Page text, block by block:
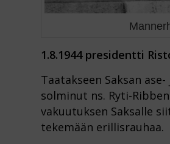
1.8.1944 presidentti
Taatakseen Saksan
solminut ns. Ryti-
vakuutuksen Saksalle
tekemään erillisrauhaa.